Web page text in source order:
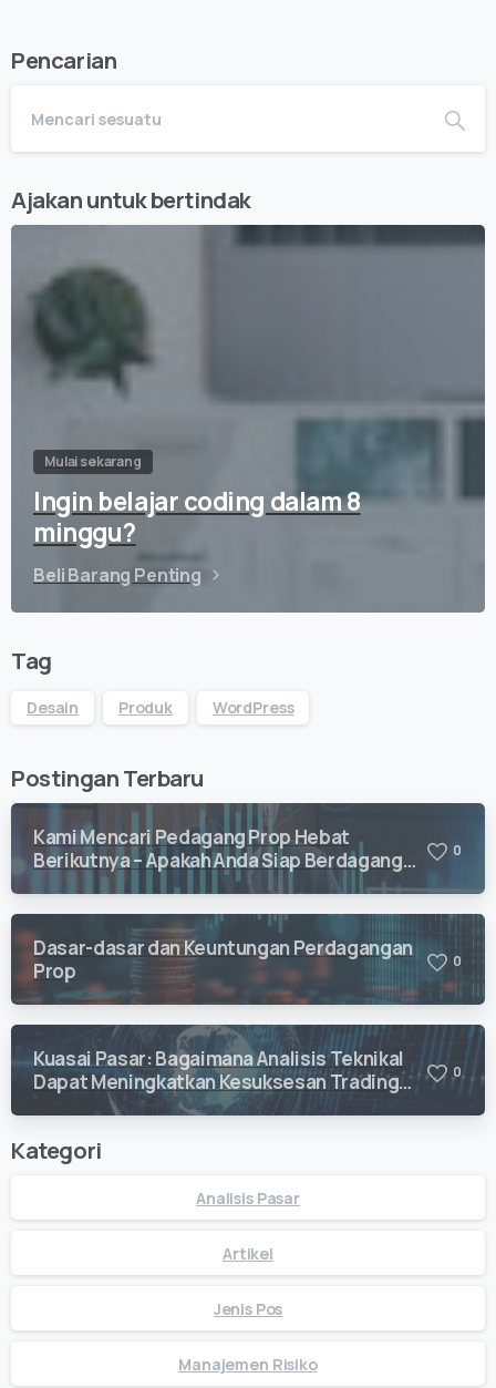
Pencarian
Ajakan untuk bertindak
Mulai sekarang
Ingin belajar coding dalam 8
minggu?
Beli Barang Penting
Tag
Desain Produk WordPress
Postingan Terbaru
Kami Mencari Pedagang Prop Hebat
Berikutnya – Apakah Anda Siap Berdagang
dengan Vision Quant?
0
Dasar-dasar dan Keuntungan Perdagangan
Prop
0
Kuasai Pasar: Bagaimana Analisis Teknikal
Dapat Meningkatkan Kesuksesan Trading
0
Kategori
Analisis Pasar
Artikel
Jenis Pos
Manajemen Risiko